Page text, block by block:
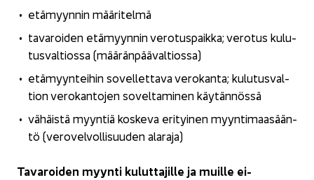
etä­myyn­nin mää­ri­tel­mä
ta­va­roi­den etä­myyn­nin ve­ro­tus­paik­ka; ve­ro­tus ku­lu­
tus­val­tios­sa (mää­rän­pää­val­tios­sa)
etä­myyn­tei­hin so­vel­let­ta­va ve­ro­kan­ta; ku­lu­tus­val­
tion ve­ro­kan­to­jen so­vel­ta­mi­nen käy­tän­nös­sä
vä­häis­tä myyn­tiä kos­ke­va eri­tyi­nen myyn­ti­maa­sään­
tö (ve­ro­vel­vol­li­suu­den ala­ra­ja)
Ta­va­roi­den myyn­ti ku­lut­ta­jil­le ja muil­le ei-​